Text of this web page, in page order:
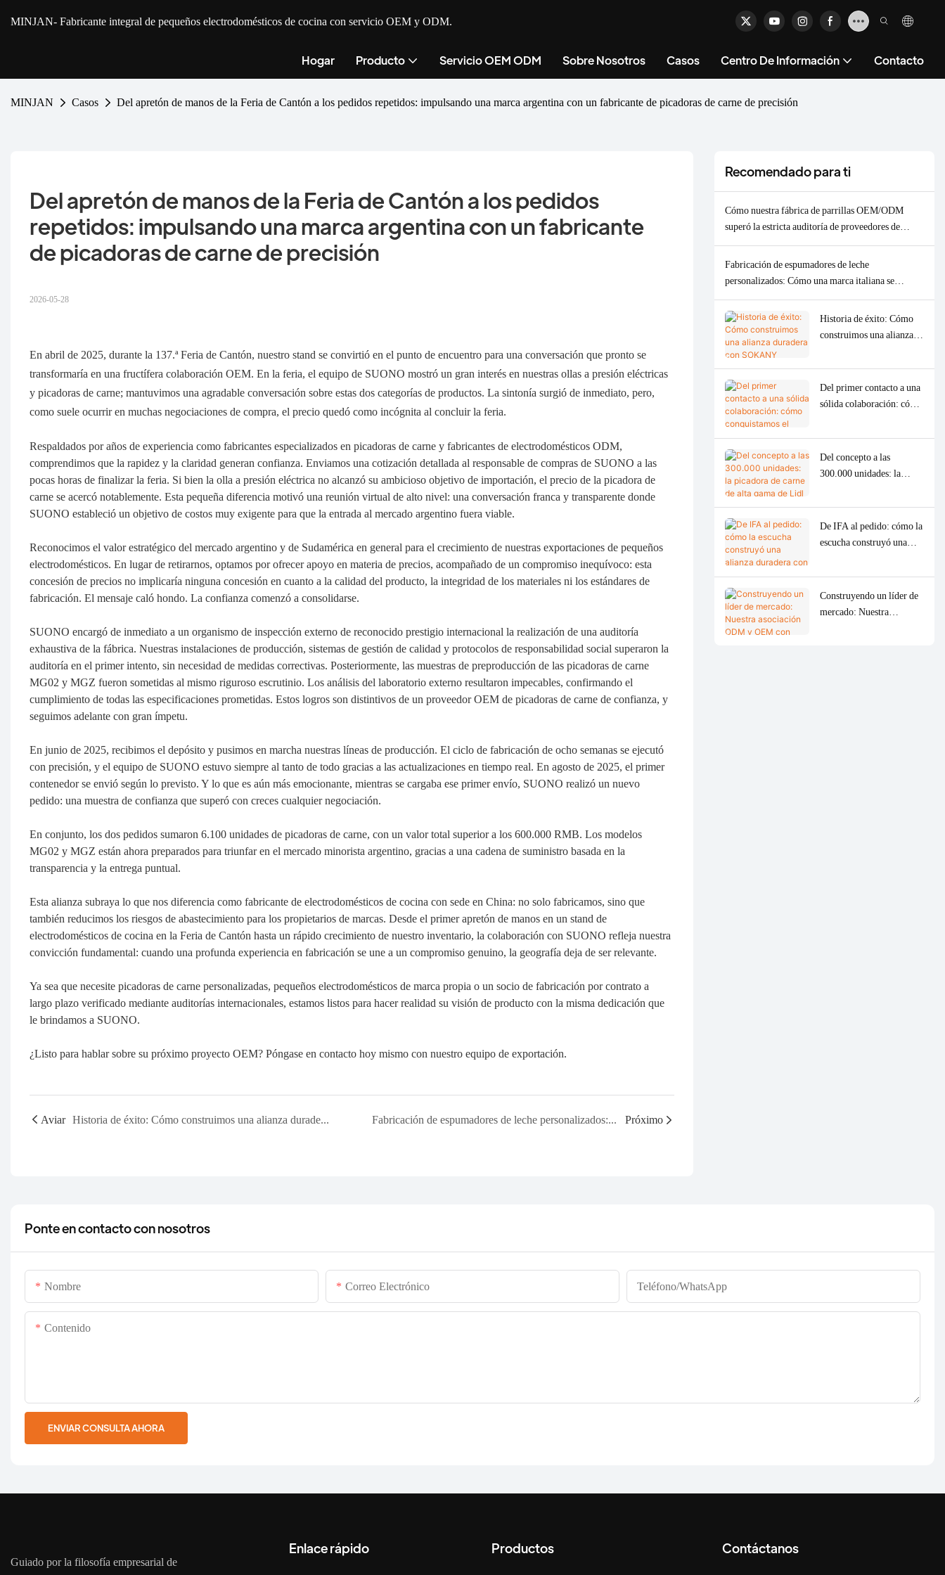
MINJAN- Fabricante integral de pequeños electrodomésticos de cocina con servicio OEM y ODM.
Hogar Producto Servicio OEM ODM Sobre Nosotros Casos Centro De Información Contacto
MINJAN Casos Del apretón de manos de la Feria de Cantón a los pedidos repetidos: impulsando una marca argentina con un fabricante de picadoras de carne de precisión
Del apretón de manos de la Feria de Cantón a los pedidos
repetidos: impulsando una marca argentina con un fabricante
de picadoras de carne de precisión
2026-05-28
En abril de 2025, durante la 137.ª Feria de Cantón, nuestro stand se convirtió en el punto de encuentro para una conversación que pronto se
transformaría en una fructífera colaboración OEM. En la feria, el equipo de SUONO mostró un gran interés en nuestras ollas a presión eléctricas
y picadoras de carne; mantuvimos una agradable conversación sobre estas dos categorías de productos. La sintonía surgió de inmediato, pero,
como suele ocurrir en muchas negociaciones de compra, el precio quedó como incógnita al concluir la feria.
Respaldados por años de experiencia como fabricantes especializados en picadoras de carne y fabricantes de electrodomésticos ODM,
comprendimos que la rapidez y la claridad generan confianza. Enviamos una cotización detallada al responsable de compras de SUONO a las
pocas horas de finalizar la feria. Si bien la olla a presión eléctrica no alcanzó su ambicioso objetivo de importación, el precio de la picadora de
carne se acercó notablemente. Esta pequeña diferencia motivó una reunión virtual de alto nivel: una conversación franca y transparente donde
SUONO estableció un objetivo de costos muy exigente para que la entrada al mercado argentino fuera viable.
Reconocimos el valor estratégico del mercado argentino y de Sudamérica en general para el crecimiento de nuestras exportaciones de pequeños
electrodomésticos. En lugar de retirarnos, optamos por ofrecer apoyo en materia de precios, acompañado de un compromiso inequívoco: esta
concesión de precios no implicaría ninguna concesión en cuanto a la calidad del producto, la integridad de los materiales ni los estándares de
fabricación. El mensaje caló hondo. La confianza comenzó a consolidarse.
SUONO encargó de inmediato a un organismo de inspección externo de reconocido prestigio internacional la realización de una auditoría
exhaustiva de la fábrica. Nuestras instalaciones de producción, sistemas de gestión de calidad y protocolos de responsabilidad social superaron la
auditoría en el primer intento, sin necesidad de medidas correctivas. Posteriormente, las muestras de preproducción de las picadoras de carne
MG02 y MGZ fueron sometidas al mismo riguroso escrutinio. Los análisis del laboratorio externo resultaron impecables, confirmando el
cumplimiento de todas las especificaciones prometidas. Estos logros son distintivos de un proveedor OEM de picadoras de carne de confianza, y
seguimos adelante con gran ímpetu.
En junio de 2025, recibimos el depósito y pusimos en marcha nuestras líneas de producción. El ciclo de fabricación de ocho semanas se ejecutó
con precisión, y el equipo de SUONO estuvo siempre al tanto de todo gracias a las actualizaciones en tiempo real. En agosto de 2025, el primer
contenedor se envió según lo previsto. Y lo que es aún más emocionante, mientras se cargaba ese primer envío, SUONO realizó un nuevo
pedido: una muestra de confianza que superó con creces cualquier negociación.
En conjunto, los dos pedidos sumaron 6.100 unidades de picadoras de carne, con un valor total superior a los 600.000 RMB. Los modelos
MG02 y MGZ están ahora preparados para triunfar en el mercado minorista argentino, gracias a una cadena de suministro basada en la
transparencia y la entrega puntual.
Esta alianza subraya lo que nos diferencia como fabricante de electrodomésticos de cocina con sede en China: no solo fabricamos, sino que
también reducimos los riesgos de abastecimiento para los propietarios de marcas. Desde el primer apretón de manos en un stand de
electrodomésticos de cocina en la Feria de Cantón hasta un rápido crecimiento de nuestro inventario, la colaboración con SUONO refleja nuestra
convicción fundamental: cuando una profunda experiencia en fabricación se une a un compromiso genuino, la geografía deja de ser relevante.
Ya sea que necesite picadoras de carne personalizadas, pequeños electrodomésticos de marca propia o un socio de fabricación por contrato a
largo plazo verificado mediante auditorías internacionales, estamos listos para hacer realidad su visión de producto con la misma dedicación que
le brindamos a SUONO.
¿Listo para hablar sobre su próximo proyecto OEM? Póngase en contacto hoy mismo con nuestro equipo de exportación.
Aviar Historia de éxito: Cómo construimos una alianza duradera con SOKANY Fabricación de espumadores de leche personalizados: Cómo una marca italiana se convirtió en un socio OEM/ODM a largo plazo. Próximo
Recomendado para ti
Cómo nuestra fábrica de parrillas OEM/ODM
superó la estricta auditoría de proveedores de
Fabricación de espumadores de leche
personalizados: Cómo una marca italiana se
Historia de éxito: Cómo
construimos una alianza
Del primer contacto a una
sólida colaboración: cómo
ruso con profesionalismo
y sinceridad en tan solo un
año.
Del concepto a las
300.000 unidades: la
gama de Lidl se entrega en
tiempo récord
De IFA al pedido: cómo la
escucha construyó una
SOGO de España
Construyendo un líder de
mercado: Nuestra
Ponte en contacto con nosotros
Nombre Correo Electrónico Teléfono/WhatsApp
Contenido
ENVIAR CONSULTA AHORA
Guiado por la filosofía empresarial de
Enlace rápido Productos Contáctanos